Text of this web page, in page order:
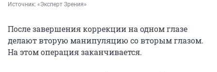
Источник: «Эксперт Зрения»
После завершения коррекции на одном глазе
делают вторую манипуляцию со вторым глазом.
На этом операция заканчивается.